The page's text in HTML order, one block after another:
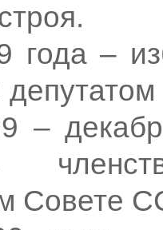
года –
–
Совете